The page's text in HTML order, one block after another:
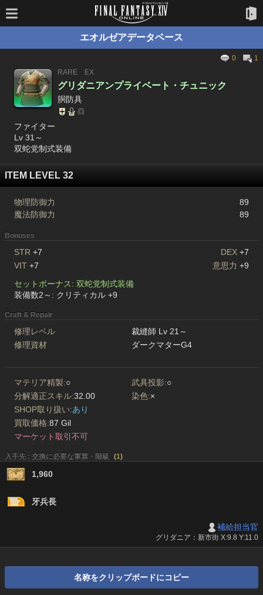
エオルゼアデータベース
0
1
RARE
EX
グリダニアンプライベート・チュニック
胴防具
ファイター
Lv 31～
双蛇党制式装備
ITEM LEVEL 32
物理防御力
89
魔法防御力
89
Bonuses
STR +7 DEX +7
VIT +7 意思力 +9
セットボーナス: 双蛇党制式装備
装備数2～: クリティカル +9
Craft & Repair
修理レベル
裁縫師 Lv 21～
修理資材
ダークマターG4
マテリア精製:○ 武具投影:○
分解適正スキル:32.00 染色:×
SHOP取り扱い:あり
買取価格:87 Gil
マーケット取引不可
入手先 : 交換に必要な軍票・階級 (1)
1,960
牙兵長
補給担当官
グリダニア：新市街 X:9.8 Y:11.0
名称をクリップボードにコピー